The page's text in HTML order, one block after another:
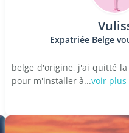
Expatriée Belge
belge d'origine, j'ai quitté
pour m'installer à...voir plus